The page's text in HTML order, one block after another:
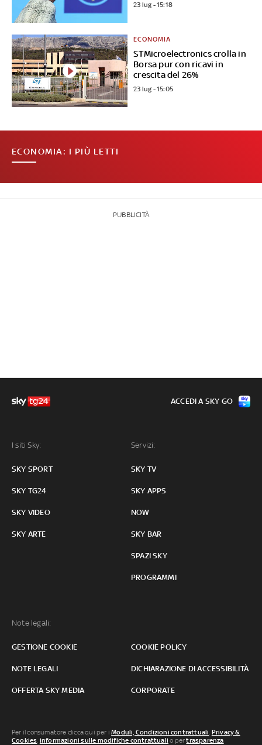
23 lug - 15:18
STMicroelectronics crolla in
Borsa pur con ricavi in
crescita del 26%
ECONOMIA
23 lug - 15:05
ECONOMIA: I PIÙ LETTI
PUBBLICITÀ
I siti Sky:
SKY SPORT
SKY TG24
SKY VIDEO
SKY ARTE
Servizi:
SKY TV
SKY APPS
NOW
SKY BAR
SPAZI SKY
PROGRAMMI
Note legali:
GESTIONE COOKIE COOKIE POLICY
NOTE LEGALI DICHIARAZIONE DI ACCESSIBILITÀ
OFFERTA SKY MEDIA CORPORATE
ACCEDI A SKY GO
Per il consumatore clicca qui per iModuli, Condizioni contrattuali, Privacy &
Cookies, informazioni sulle modifiche contrattuali o pertrasparenza